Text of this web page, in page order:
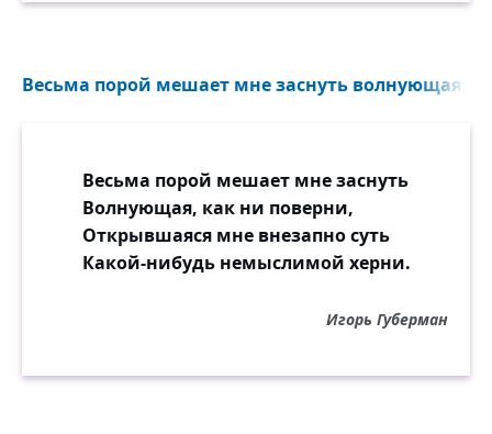
Весьма порой мешает мне заснуть волнующая,
Весьма порой мешает мне заснуть
Волнующая, как ни поверни,
Открывшаяся мне внезапно суть
Какой-нибудь немыслимой херни.
Игорь Губерман